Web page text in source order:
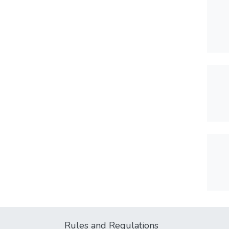
Rules and Regulations